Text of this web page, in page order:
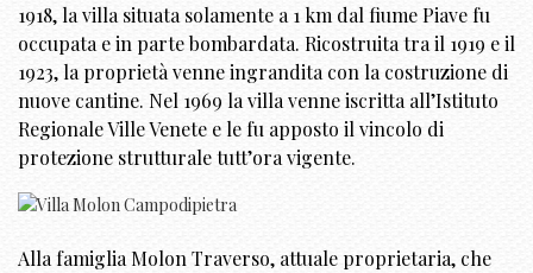
1918, la villa situata solamente a 1 km dal fiume Piave fu
occupata e in parte bombardata. Ricostruita tra il 1919 e il
1923, la proprietà venne ingrandita con la costruzione di
nuove cantine. Nel 1969 la villa venne iscritta all’Istituto
Regionale Ville Venete e le fu apposto il vincolo di
protezione strutturale tutt’ora vigente.
Alla famiglia Molon Traverso, attuale proprietaria, che